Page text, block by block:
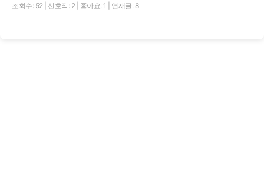
조회수: 52 선호작: 2 좋아요: 1 연재글: 8